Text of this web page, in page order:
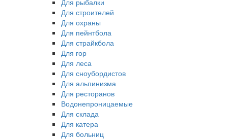
Для строителей
Для охраны
Для пейнтбола
Для страйкбола
Для гор
Для леса
Для сноубордистов
Для альпинизма
Для ресторанов
Водонепроницаемые
Для склада
Для катера
Для больниц